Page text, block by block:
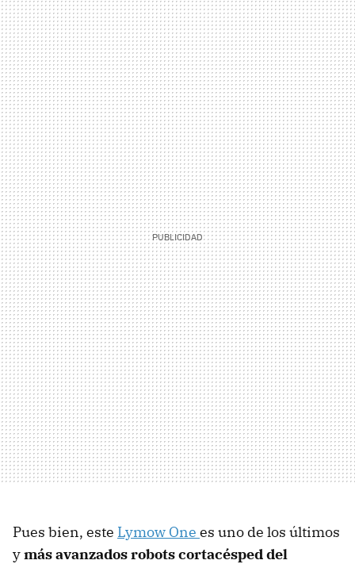
Pues bien, este Lymow One es uno de los últimos
ymás avanzados robots cortacésped del